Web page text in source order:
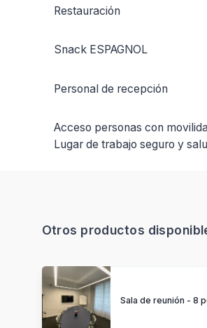
Restauración
Snack ESPAGNOL
Personal de recepción
Acceso personas con
Lugar de trabajo seguro y
Otros productos
Sala de reunión - 8